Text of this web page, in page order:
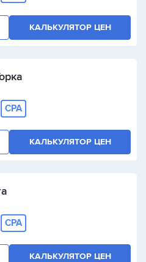
КАЛЬКУЛЯТОР ЦЕН
CPA
КАЛЬКУЛЯТОР ЦЕН
CPA
КАЛЬКУЛЯТОР ЦЕН